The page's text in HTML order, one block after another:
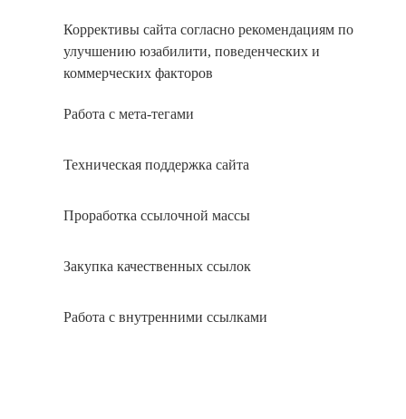
Коррективы сайта согласно рекомендациям по
улучшению юзабилити, поведенческих и
коммерческих факторов
Работа с мета-тегами
Техническая поддержка сайта
Проработка ссылочной массы
Закупка качественных ссылок
Работа с внутренними ссылками